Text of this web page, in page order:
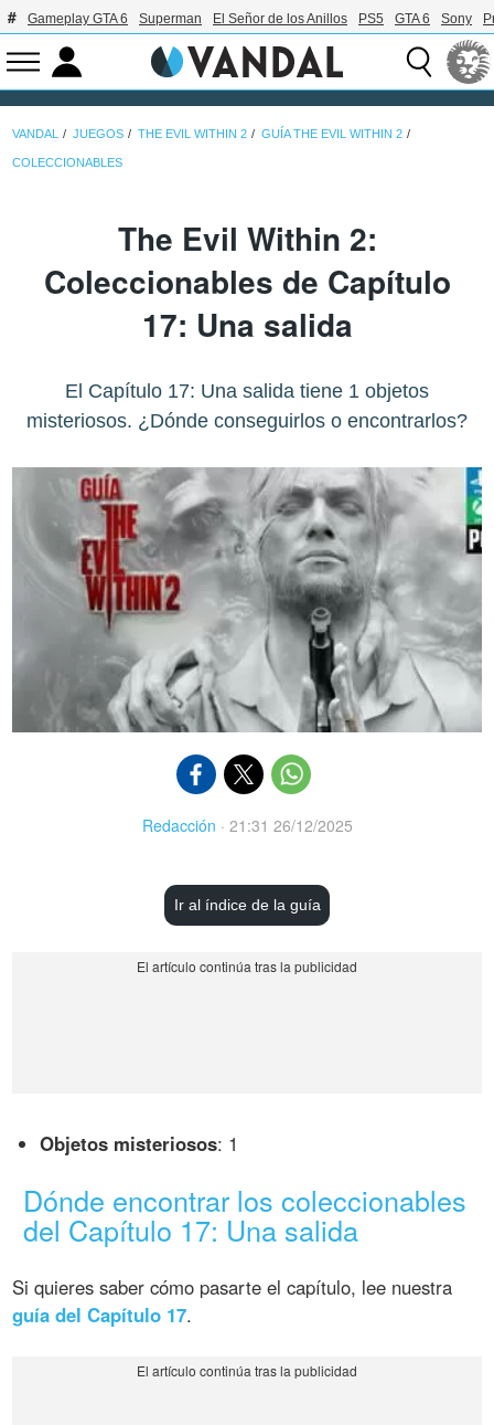
Gameplay GTA 6 Superman El Señor de los Anillos PS5 GTA 6 Sony
VANDAL JUEGOS THE EVIL WITHIN 2 GUÍA THE EVIL WITHIN 2
COLECCIONABLES
The Evil Within 2:
Coleccionables de Capítulo
17: Una salida
El Capítulo 17: Una salida tiene 1 objetos
misteriosos. ¿Dónde conseguirlos o encontrarlos?
Redacción · 21:31 26/12/2025
Ir al índice de la guía
Objetos misteriosos: 1
Dónde encontrar los coleccionables
del Capítulo 17: Una salida
Si quieres saber cómo pasarte el capítulo, lee nuestra
guía del Capítulo 17.